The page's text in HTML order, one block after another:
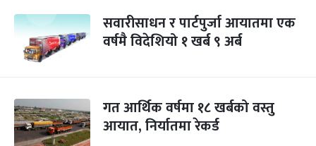
सवारीसाधन र पार्टपुर्जा आयातमा एक
वर्षमै विदेशियो १ खर्ब ९ अर्ब
गत आर्थिक वर्षमा १८ खर्बको वस्तु
आयात, निर्यातमा रेकर्ड